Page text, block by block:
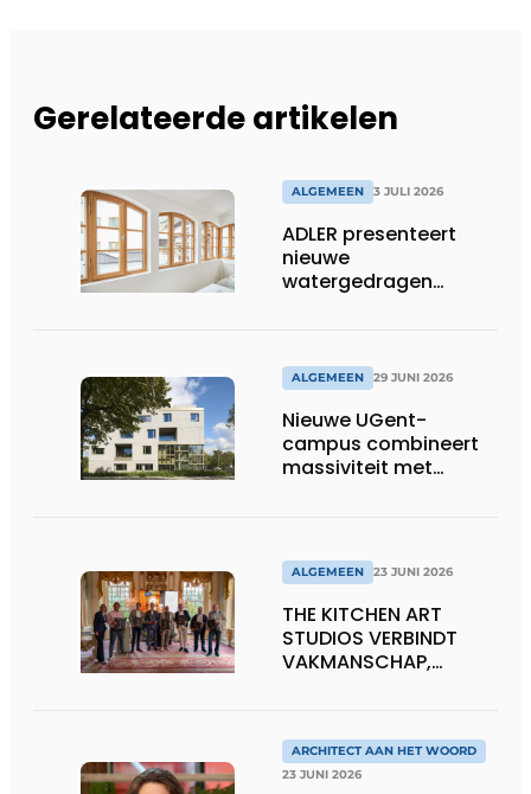
Gerelateerde artikelen
ALGEMEEN 3 JULI 2026
ADLER presenteert
nieuwe
watergedragen
ALGEMEEN 29 JUNI 2026
Nieuwe UGent-
campus combineert
massiviteit met
ALGEMEEN 23 JUNI 2026
THE KITCHEN ART
STUDIOS VERBINDT
VAKMANSCHAP,
DE LEEFKEUKEN VAN DE
TOEKOMST
ARCHITECT AAN HET WOORD
23 JUNI 2026